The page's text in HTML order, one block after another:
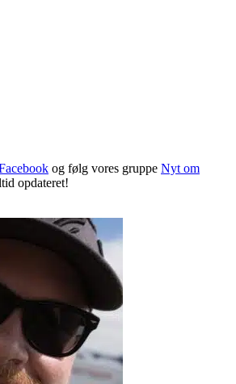
og følg vores gruppe Nyt om
opdateret!